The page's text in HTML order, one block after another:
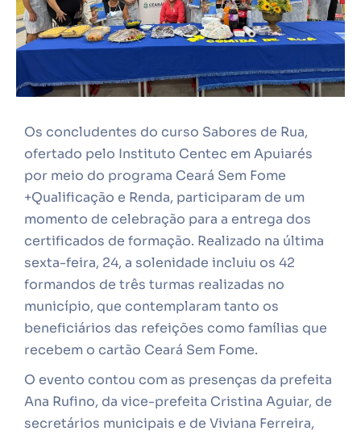
Os concludentes do curso Sabores de Rua,
ofertado pelo Instituto Centec em Apuiarés
por meio do programa Ceará Sem Fome
+Qualificação e Renda, participaram de um
momento de celebração para a entrega dos
certificados de formação. Realizado na última
sexta-feira, 24, a solenidade incluiu os 42
formandos de três turmas realizadas no
município, que contemplaram tanto os
beneficiários das refeições como famílias que
recebem o cartão Ceará Sem Fome.
O evento contou com as presenças da prefeita
Ana Rufino, da vice-prefeita Cristina Aguiar, de
secretários municipais e de Viviana Ferreira,